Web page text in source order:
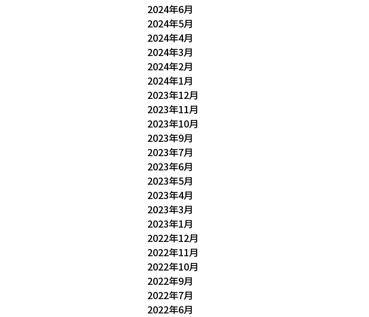
2024年6月
2024年5月
2024年4月
2024年3月
2024年2月
2024年1月
2023年12月
2023年11月
2023年10月
2023年9月
2023年7月
2023年6月
2023年5月
2023年4月
2023年3月
2023年1月
2022年12月
2022年11月
2022年10月
2022年9月
2022年7月
2022年6月